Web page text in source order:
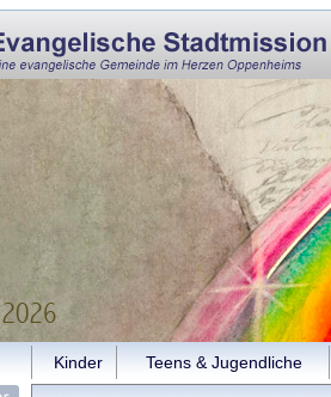
Kinder Teens & Jugendliche